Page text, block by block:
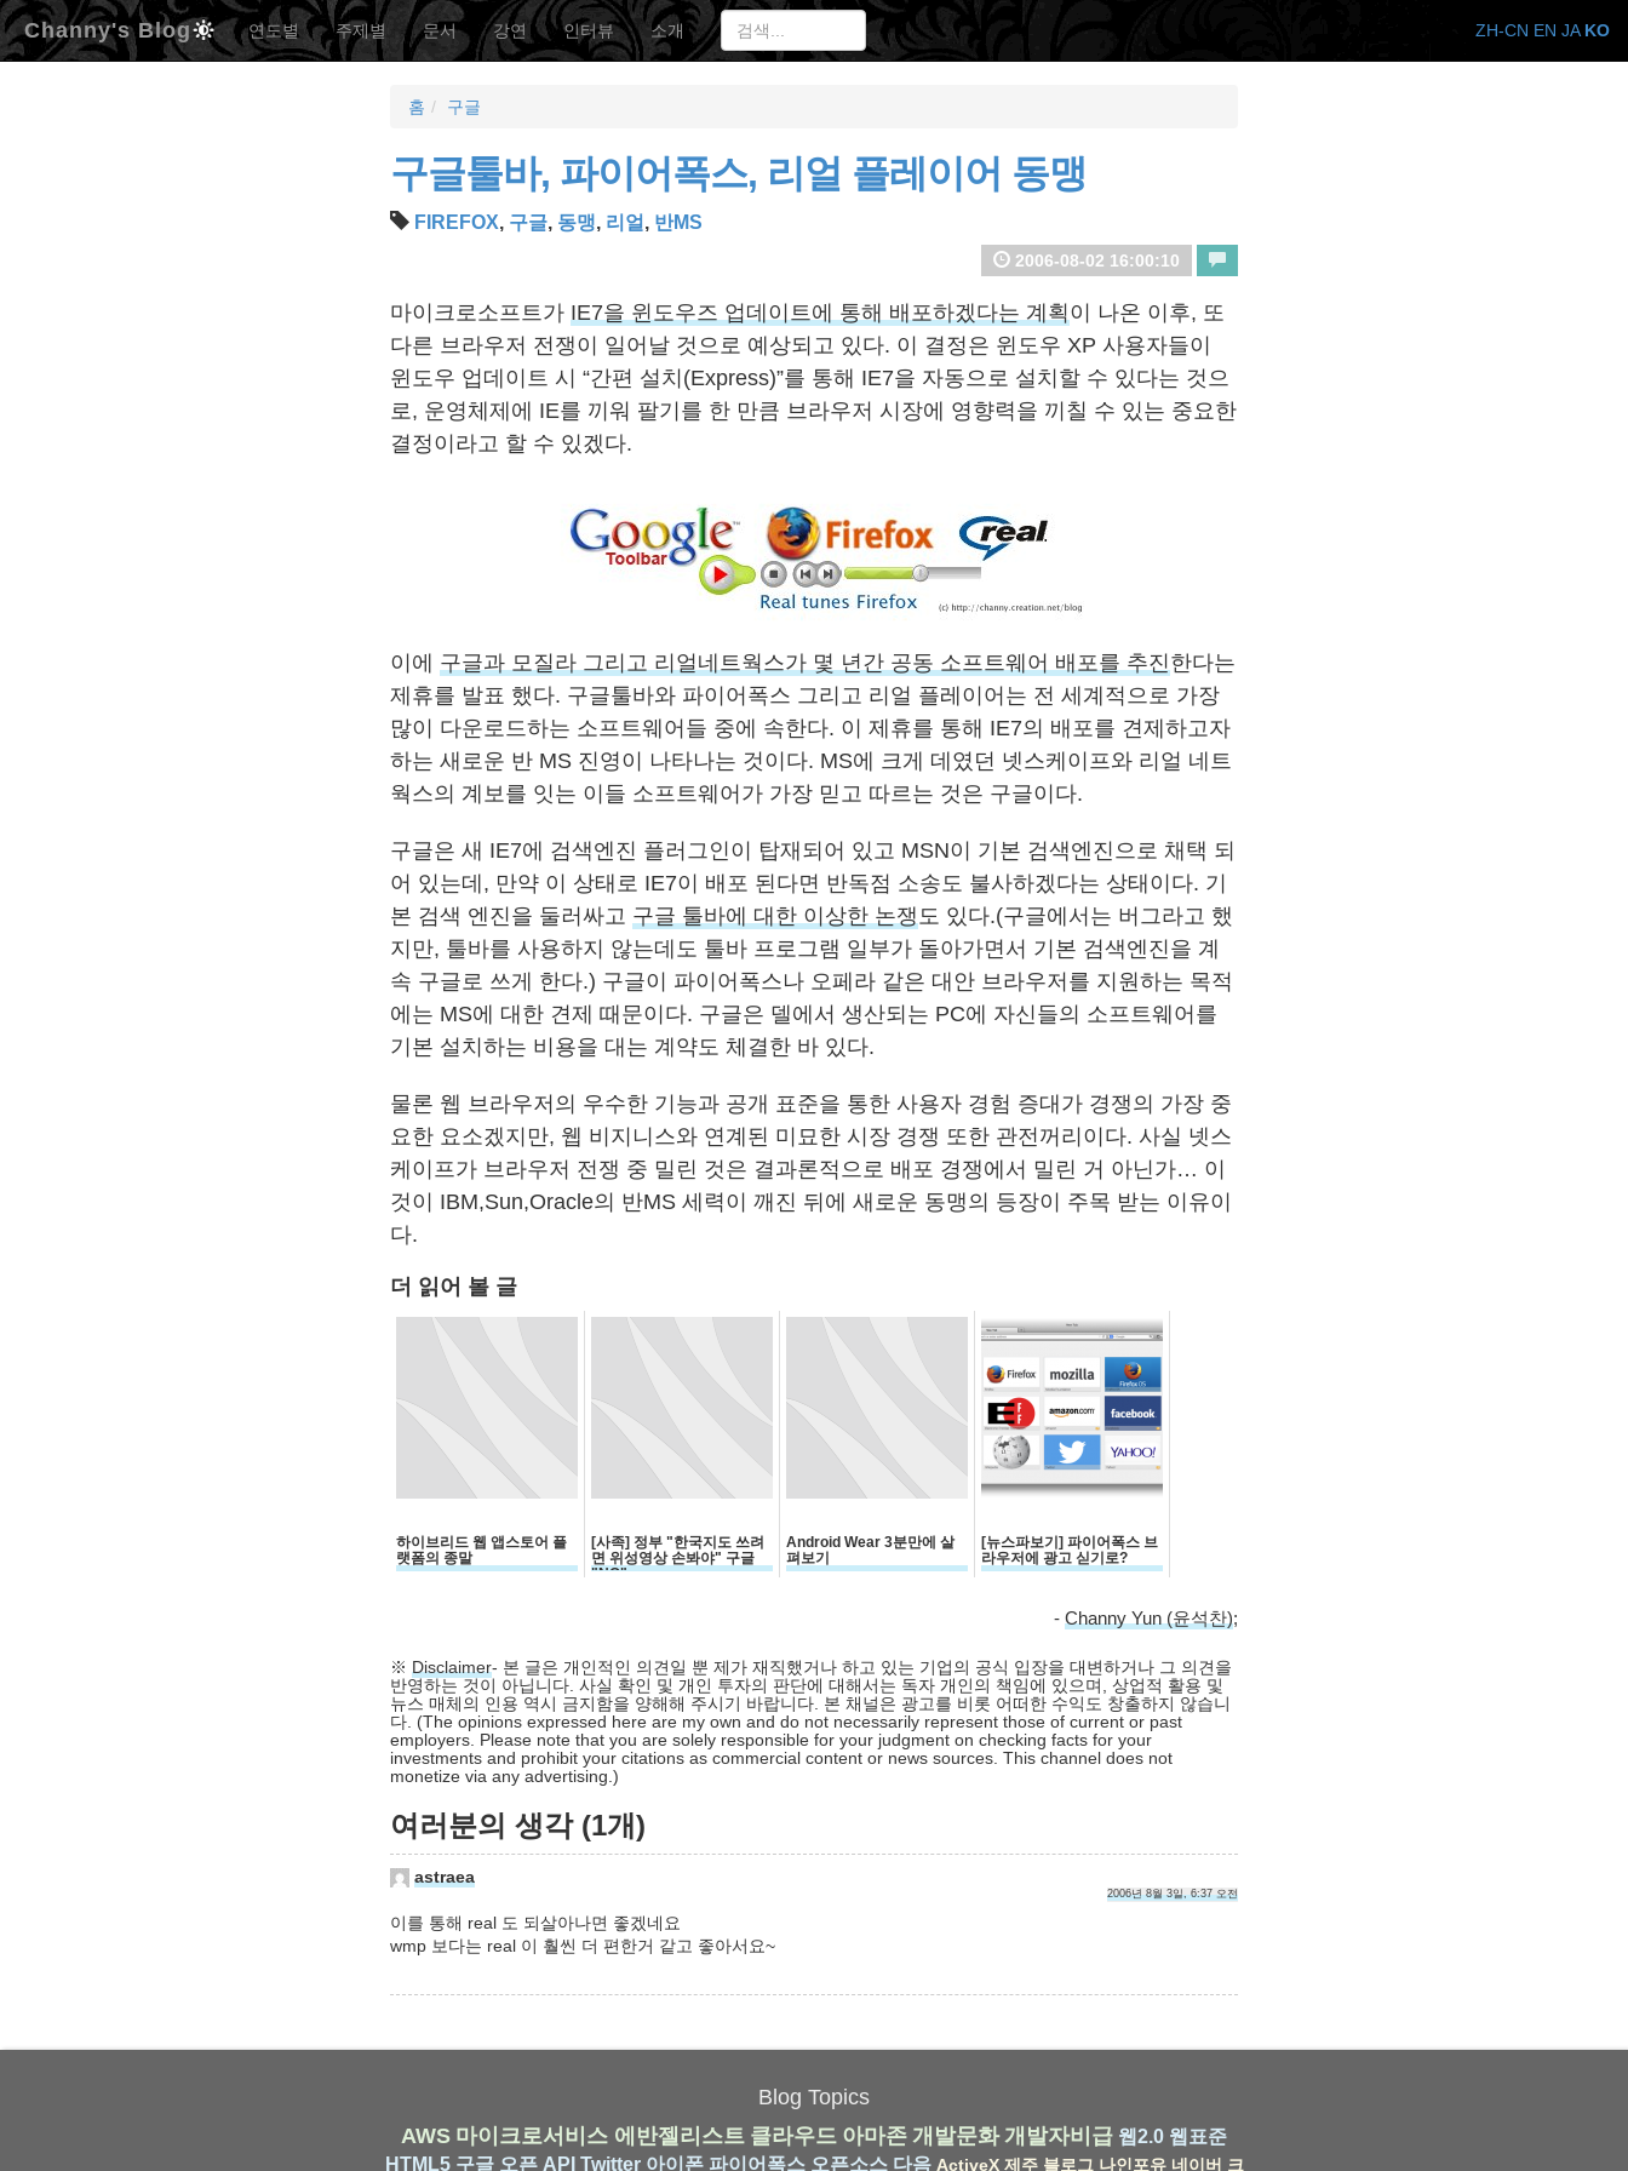
Channy's Blog 연도별 주제별 문서 강연 인터뷰 소개
홈 구글
구글툴바, 파이어폭스, 리얼 플레이어 동맹
FIREFOX, 구글, 동맹, 리얼 , 반MS
2006-08-02 16:00:10
마이크로소프트가 IE7을 윈도우즈 업데이트에 통해 배포하겠다는 계획 이 나온 이후, 또
다른 브라우저 전쟁이 일어날 것으로 예상되고 있다. 이 결정은 윈도우 XP 사용자들이
윈도우 업데이트 시 “간편 설치(Express)”를 통해 IE7을 자동으로 설치할 수 있다는 것으
로, 운영체제에 IE를 끼워 팔기를 한 만큼 브라우저 시장에 영향력을 끼칠 수 있는 중요한
결정이라고 할 수 있겠다.
이에 구글과 모질라 그리고 리얼네트웍스가 몇 년간 공동 소프트웨어 배포를 추진한다는
제휴를 발표 했다. 구글툴바와 파이어폭스 그리고 리얼 플레이어는 전 세계적으로 가장
많이 다운로드하는 소프트웨어들 중에 속한다. 이 제휴를 통해 IE7의 배포를 견제하고자
하는 새로운 반 MS 진영이 나타나는 것이다. MS에 크게 데였던 넷스케이프와 리얼 네트
웍스의 계보를 잇는 이들 소프트웨어가 가장 믿고 따르는 것은 구글이다.
구글은 새 IE7에 검색엔진 플러그인이 탑재되어 있고 MSN이 기본 검색엔진으로 채택 되
어 있는데, 만약 이 상태로 IE7이 배포 된다면 반독점 소송도 불사하겠다는 상태이다. 기
본 검색 엔진을 둘러싸고 구글 툴바에 대한 이상한 논쟁도 있다.(구글에서는 버그라고 했
지만, 툴바를 사용하지 않는데도 툴바 프로그램 일부가 돌아가면서 기본 검색엔진을 계
속 구글로 쓰게 한다.) 구글이 파이어폭스나 오페라 같은 대안 브라우저를 지원하는 목적
에는 MS에 대한 견제 때문이다. 구글은 델에서 생산되는 PC에 자신들의 소프트웨어를
기본 설치하는 비용을 대는 계약도 체결한 바 있다.
물론 웹 브라우저의 우수한 기능과 공개 표준을 통한 사용자 경험 증대가 경쟁의 가장 중
요한 요소겠지만, 웹 비지니스와 연계된 미묘한 시장 경쟁 또한 관전꺼리이다. 사실 넷스
케이프가 브라우저 전쟁 중 밀린 것은 결과론적으로 배포 경쟁에서 밀린 거 아닌가… 이
것이 IBM,Sun,Oracle의 반MS 세력이 깨진 뒤에 새로운 동맹의 등장이 주목 받는 이유이
다.
더 읽어 볼 글
하이브리드 웹 앱스토어 플
랫폼의 종말
[사족] 정부 "한국지도 쓰려
면 위성영상 손봐야" 구글
"NO"
Android Wear 3분만에 살
펴보기
[뉴스파보기] 파이어폭스 브
라우저에 광고 싣기로?
- Channy Yun (윤석찬);
※ Disclaimer- 본 글은 개인적인 의견일 뿐 제가 재직했거나 하고 있는 기업의 공식 입장을 대변하거나 그 의견을
반영하는 것이 아닙니다. 사실 확인 및 개인 투자의 판단에 대해서는 독자 개인의 책임에 있으며, 상업적 활용 및
뉴스 매체의 인용 역시 금지함을 양해해 주시기 바랍니다. 본 채널은 광고를 비롯 어떠한 수익도 창출하지 않습니
다. (The opinions expressed here are my own and do not necessarily represent those of current or past
employers. Please note that you are solely responsible for your judgment on checking facts for your
investments and prohibit your citations as commercial content or news sources. This channel does not
monetize via any advertising.)
여러분의 생각 (1개)
astraea
2006년 8월 3일, 6:37 오전
이를 통해 real 도 되살아나면 좋겠네요
wmp 보다는 real 이 훨씬 더 편한거 같고 좋아서요~
Blog Topics
AWS 마이크로서비스 에반젤리스트 클라우드 아마존 개발문화 개발자비급 웹2.0 웹표준
HTML5 구글 오픈 API Twitter 아이폰 파이어폭스 오픈소스 다음 ActiveX 제주 블로그 나인포유 네이버 크
ZH-CN EN JA KO